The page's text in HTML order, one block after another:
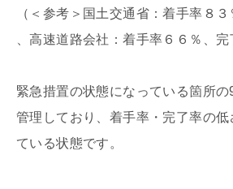
（＜参考＞国土交通省：着手率８
、高速道路会社：着手率６６％、完
緊急措置の状態になっている箇所
管理しており、着手率・完了率の低
ている状態です。